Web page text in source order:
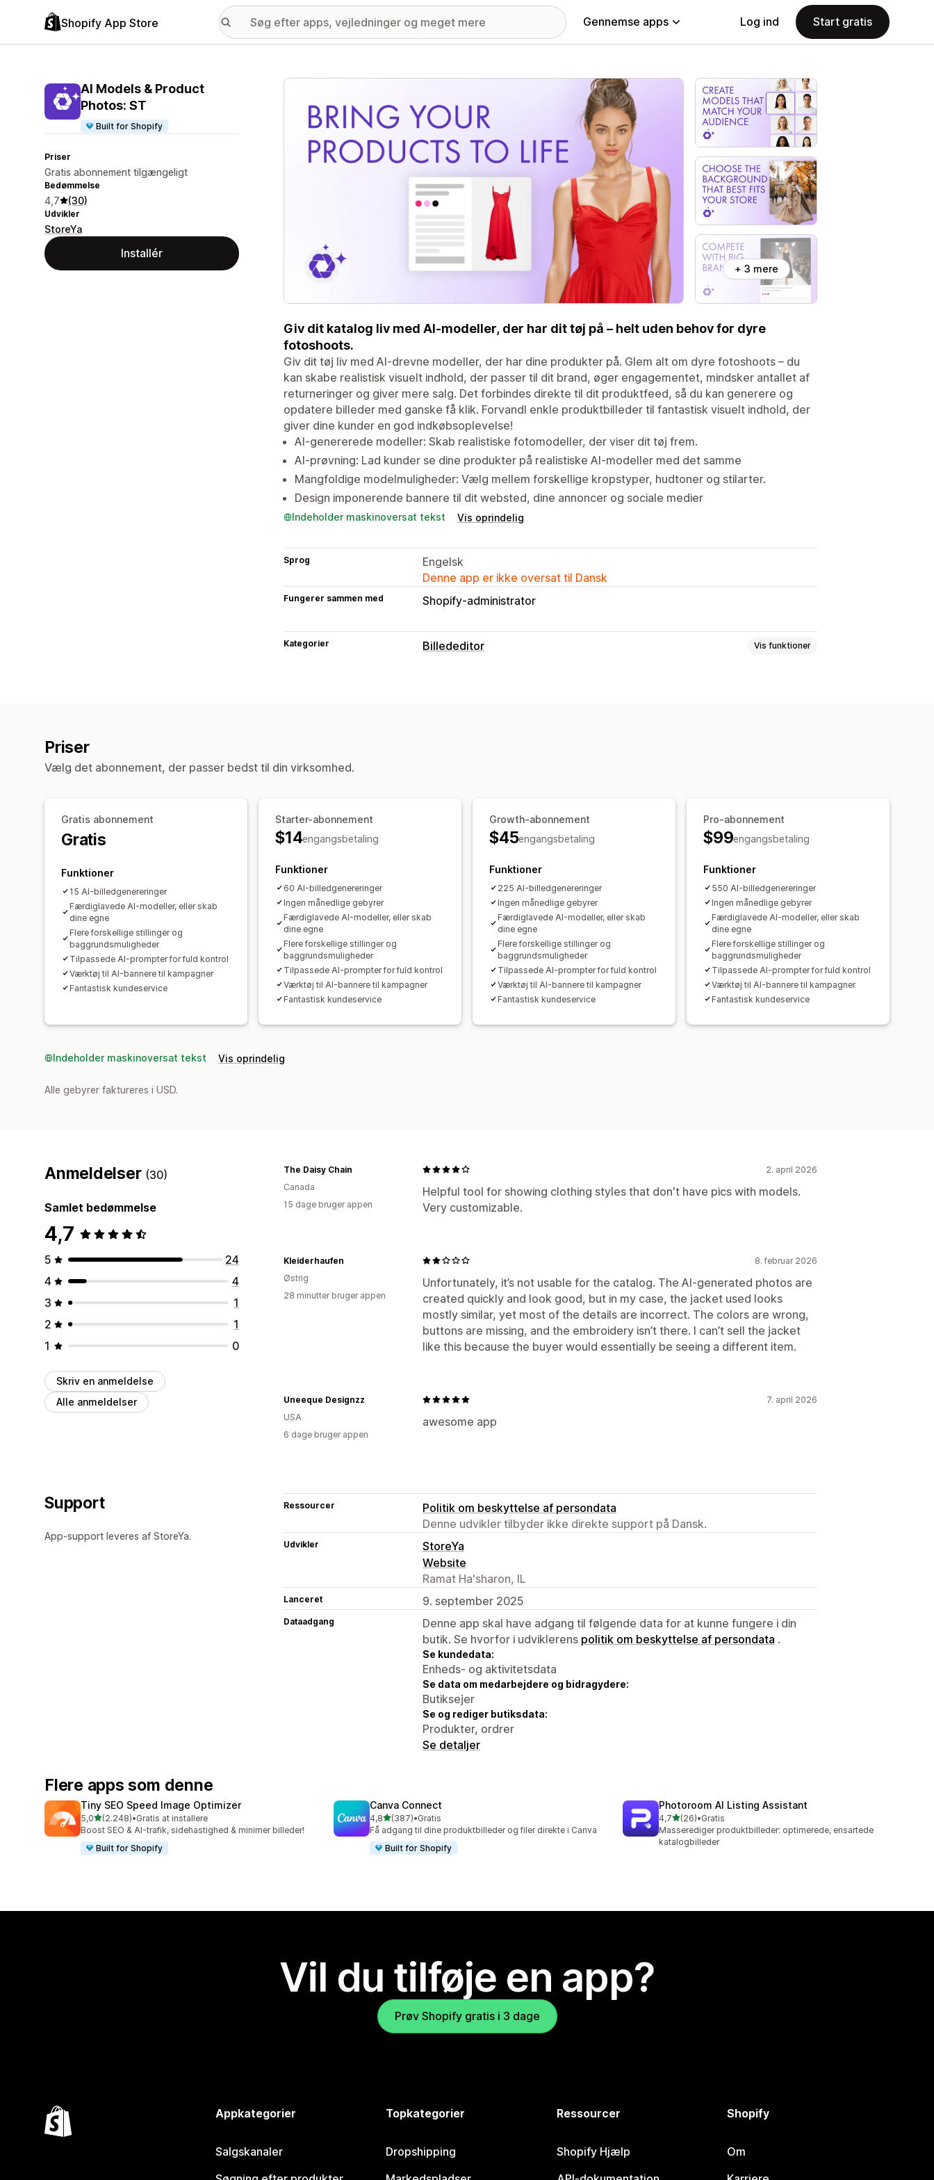
Shopify App Store Gennemse apps Log ind Start gratis
AI Models & Product
Photos: ST
Built for Shopify
Priser
Gratis abonnement tilgængeligt
Bedømmelse
4,7 (30)
Udvikler
StoreYa
Installér
Galleri med udvalgte billeder
+ 3 mere
Giv dit katalog liv med AI-modeller, der har dit tøj på – helt uden behov for dyre
fotoshoots.
Giv dit tøj liv med AI-drevne modeller, der har dine produkter på. Glem alt om dyre fotoshoots – du
kan skabe realistisk visuelt indhold, der passer til dit brand, øger engagementet, mindsker antallet af
returneringer og giver mere salg. Det forbindes direkte til dit produktfeed, så du kan generere og
opdatere billeder med ganske få klik. Forvandl enkle produktbilleder til fantastisk visuelt indhold, der
giver dine kunder en god indkøbsoplevelse!
AI-genererede modeller: Skab realistiske fotomodeller, der viser dit tøj frem.
AI-prøvning: Lad kunder se dine produkter på realistiske AI-modeller med det samme
Mangfoldige modelmuligheder: Vælg mellem forskellige kropstyper, hudtoner og stilarter.
Design imponerende bannere til dit websted, dine annoncer og sociale medier
Indeholder maskinoversat tekst Vis oprindelig
Sprog
Engelsk
Denne app er ikke oversat til Dansk
Fungerer sammen med Shopify-administrator
Kategorier Billededitor Vis funktioner
Priser
Vælg det abonnement, der passer bedst til din virksomhed.
Gratis abonnement
Gratis
Funktioner
15 AI-billedgenereringer
Færdiglavede AI-modeller, eller skab
dine egne
Flere forskellige stillinger og
baggrundsmuligheder
Tilpassede AI-prompter for fuld kontrol
Værktøj til AI-bannere til kampagner
Fantastisk kundeservice
Starter-abonnement
$14engangsbetaling
Funktioner
60 AI-billedgenereringer
Ingen månedlige gebyrer
Færdiglavede AI-modeller, eller skab
dine egne
Flere forskellige stillinger og
baggrundsmuligheder
Tilpassede AI-prompter for fuld kontrol
Værktøj til AI-bannere til kampagner
Fantastisk kundeservice
Growth-abonnement
$45engangsbetaling
Funktioner
225 AI-billedgenereringer
Ingen månedlige gebyrer
Færdiglavede AI-modeller, eller skab
dine egne
Flere forskellige stillinger og
baggrundsmuligheder
Tilpassede AI-prompter for fuld kontrol
Værktøj til AI-bannere til kampagner
Fantastisk kundeservice
Pro-abonnement
$99engangsbetaling
Funktioner
550 AI-billedgenereringer
Ingen månedlige gebyrer
Færdiglavede AI-modeller, eller skab
dine egne
Flere forskellige stillinger og
baggrundsmuligheder
Tilpassede AI-prompter for fuld kontrol
Værktøj til AI-bannere til kampagner
Fantastisk kundeservice
Indeholder maskinoversat tekst Vis oprindelig
Alle gebyrer faktureres i USD.
Anmeldelser (30)
Samlet bedømmelse
4,7
5
24
4
4
3
1
2
1
1
0
Skriv en anmeldelse
Alle anmeldelser
2. april 2026
Helpful tool for showing clothing styles that don't have pics with models.
Very customizable.
The Daisy Chain
Canada
15 dage bruger appen
8. februar 2026
Unfortunately, it’s not usable for the catalog. The AI-generated photos are
created quickly and look good, but in my case, the jacket used looks
mostly similar, yet most of the details are incorrect. The colors are wrong,
buttons are missing, and the embroidery isn’t there. I can’t sell the jacket
like this because the buyer would essentially be seeing a different item.
Kleiderhaufen
Østrig
28 minutter bruger appen
7. april 2026
awesome app
Uneeque Designzz
USA
6 dage bruger appen
Support
App-support leveres af StoreYa.
Ressourcer
Politik om beskyttelse af persondata
Denne udvikler tilbyder ikke direkte support på Dansk.
Udvikler
StoreYa
Website
Ramat Ha'sharon, IL
Lanceret 9. september 2025
Dataadgang
Denne app skal have adgang til følgende data for at kunne fungere i din
butik. Se hvorfor i udviklerens politik om beskyttelse af persondata .
Se kundedata:
Enheds- og aktivitetsdata
Se data om medarbejdere og bidragydere:
Butiksejer
Se og rediger butiksdata:
Produkter, ordrer
Se detaljer
Flere apps som denne
Tiny SEO Speed Image Optimizer
5,0ud af 5 stjerner
(2.248)
2248 anmeldelser i alt
•Gratis at installere
Boost SEO & AI-trafik, sidehastighed & minimer billeder!
Built for Shopify
Canva Connect
4,8ud af 5 stjerner
(387)
387 anmeldelser i alt
•Gratis
Få adgang til dine produktbilleder og filer direkte i Canva
Built for Shopify
Photoroom AI Listing Assistant
4,7ud af 5 stjerner
(26)
26 anmeldelser i alt
•Gratis
Masserediger produktbilleder: optimerede, ensartede
katalogbilleder
Vil du tilføje en app?
Prøv Shopify gratis i 3 dage
Appkategorier
Salgskanaler
Topkategorier
Dropshipping
Ressourcer
Shopify Hjælp
Shopify
Om